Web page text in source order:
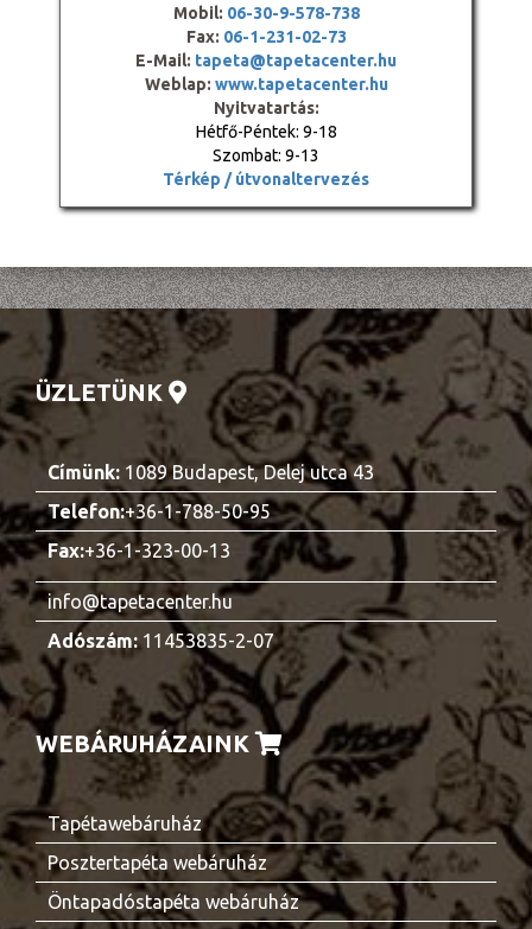
Mobil: 06-30-9-578-738
Fax: 06-1-231-02-73
E-Mail: tapeta@tapetacenter.hu
Weblap: www.tapetacenter.hu
Nyitvatartás:
Hétfő-Péntek: 9-18
Szombat: 9-13
Térkép / útvonaltervezés
ÜZLETÜNK
Címünk: 1089 Budapest, Delej utca 43
Telefon:+36-1-788-50-95
Fax:+36-1-323-00-13
info@tapetacenter.hu
Adószám:11453835-2-07
WEBÁRUHÁZAINK
Tapétawebáruház
Posztertapéta webáruház
Öntapadóstapéta webáruház